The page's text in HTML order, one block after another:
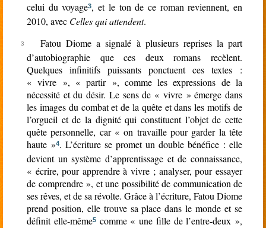
celui du voyage3, et le ton de ce roman reviennent, en
2010, avec Celles qui attendent.
Fatou Diome a signalé à plusieurs reprises la part
d’autobiographie que ces deux romans recèlent.
Quelques infinitifs puissants ponctuent ces textes :
« vivre », « partir », comme les expressions de la
nécessité et du désir. Le sens de « vivre » émerge dans
les images du combat et de la quête et dans les motifs de
l’orgueil et de la dignité qui constituent l’objet de cette
quête personnelle, car « on travaille pour garder la tête
haute »4. L’écriture se promet un double bénéfice : elle
devient un système d’apprentissage et de connaissance,
« écrire, pour apprendre à vivre ; analyser, pour essayer
de comprendre », et une possibilité de communication de
ses rêves, et de sa révolte. Grâce à l’écriture, Fatou Diome
prend position, elle trouve sa place dans le monde et se
définit elle-même5comme « une fille de l’entre-deux »,